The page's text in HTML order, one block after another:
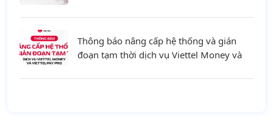
Thông báo nâng cấp hệ thống và gián
đoạn tạm thời dịch vụ Viettel Money và